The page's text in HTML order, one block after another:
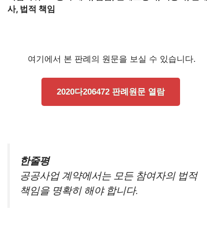
사, 법적 책임
여기에서 본 판례의 원문을 보실 수 있습니다.
2020다206472 판례원문 열람
한줄평
공공사업 계약에서는 모든 참여자의 법적
책임을 명확히 해야 합니다.